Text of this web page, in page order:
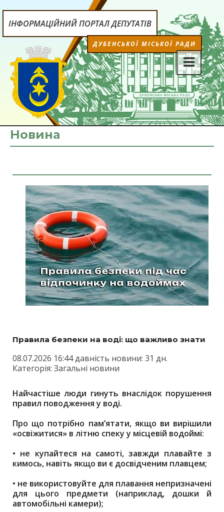
ІНФОРМАЦІЙНИЙ ПОРТАЛ ДЕПУТАТІВ
ДУБЕНСЬКОЇ МІСЬКОЇ РАДИ
Новина
Правила безпеки на воді: що важливо знати
08.07.2026 16:44 давність новини: 31 дн.
Категорія: Загальні новини
Найчастіше люди гинуть внаслідок порушення
правил поводження у воді.
Про що потрібно пам’ятати, якщо ви вирішили
«освіжитися» в літню спеку у місцевій водоймі:
• не купайтеся на самоті, завжди плавайте з
кимось, навіть якщо ви є досвідченим плавцем;
• не використовуйте для плавання непризначені
для цього предмети (наприклад, дошки й
автомобільні камери);